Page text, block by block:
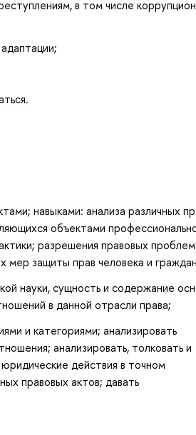
в том числе
навыками: анализа различных
объектами
разрешения правовых
мер защиты прав человека и
науки, сущность и содержание
в данной отрасли права;
и категориями; анализировать
анализировать, толковать и
действия в точном
правовых актов; давать